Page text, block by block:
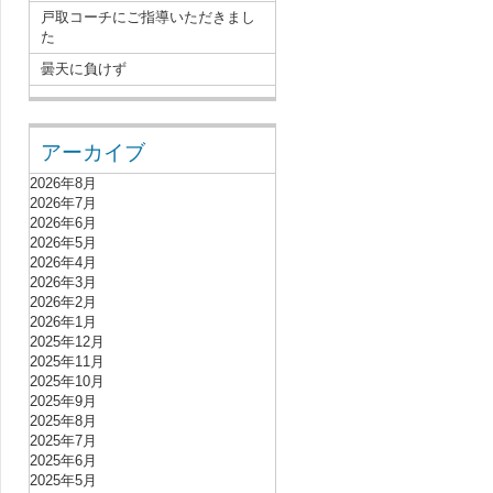
戸取コーチにご指導いただきまし
た
曇天に負けず
アーカイブ
2026年8月
2026年7月
2026年6月
2026年5月
2026年4月
2026年3月
2026年2月
2026年1月
2025年12月
2025年11月
2025年10月
2025年9月
2025年8月
2025年7月
2025年6月
2025年5月